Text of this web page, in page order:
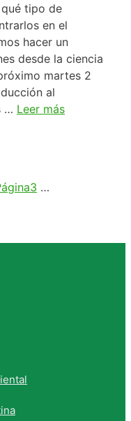
qué tipo de
en el
hacer un
desde la ciencia
martes 2
al
… Leer más
3 …